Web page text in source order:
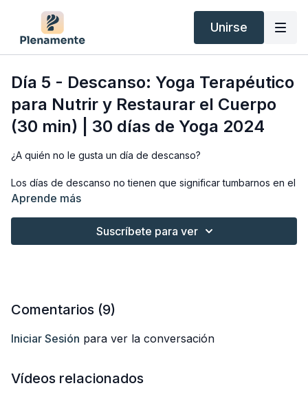
Unirse
Día 5 - Descanso: Yoga Terapéutico
para Nutrir y Restaurar el Cuerpo
(30 min) | 30 días de Yoga 2024
¿A quién no le gusta un día de descanso?
Los días de descanso no tienen que significar tumbarnos en el
sofá sin hacer nada; puede ser un paseo tranquilo por la
persona especial haciendo algo relajado juntos.
Recibe inspiración y motivación diaria durante el reto a través
https://anabelotero.com/30-dias-de-yoga-2024/
Anabel
Aprende más
Suscríbete para ver
Comentarios (9)
Iniciar Sesión para ver la conversación
Vídeos relacionados